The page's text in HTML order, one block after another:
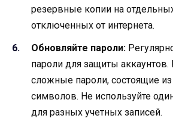
резервные копии на
отключенных от интернета.
Обновляйте пароли:
пароли для защиты аккаунтов.
сложные пароли, состоящие
символов. Не используйте
для разных учетных записей.